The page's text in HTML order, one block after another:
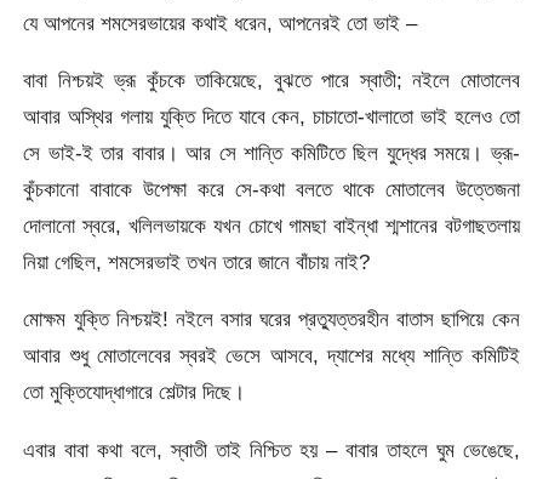
যে আপনের শমসেরভায়ের কথাই ধরেন, আপনেরই তো ভাই –
বাবা নিশ্চয়ই ভ্রূ কুঁচকে তাকিয়েছে, বুঝতে পারে স্বাতী; নইলে মোতালেব
আবার অস্থির গলায় যুক্তি দিতে যাবে কেন, চাচাতো-খালাতো ভাই হলেও তো
সে ভাই-ই তার বাবার। আর সে শান্তি কমিটিতে ছিল যুদ্ধের সময়ে। ভ্রূ-
কুঁচকানো বাবাকে উপেক্ষা করে সে-কথা বলতে থাকে মোতালেব উত্তেজনা
দোলানো স্বরে, খলিলভায়কে যখন চোখে গামছা বাইন্ধা শ্মশানের বটগাছতলায়
নিয়া গেছিল, শমসেরভাই তখন তারে জানে বাঁচায় নাই?
মোক্ষম যুক্তি নিশ্চয়ই! নইলে বসার ঘরের প্রত্যুত্তরহীন বাতাস ছাপিয়ে কেন
আবার শুধু মোতালেবের স্বরই ভেসে আসবে, দ্যাশের মধ্যে শান্তি কমিটিই
তো মুক্তিযোদ্ধাগারে শেল্টার দিছে।
এবার বাবা কথা বলে, স্বাতী তাই নিশ্চিত হয় – বাবার তাহলে ঘুম ভেঙেছে,